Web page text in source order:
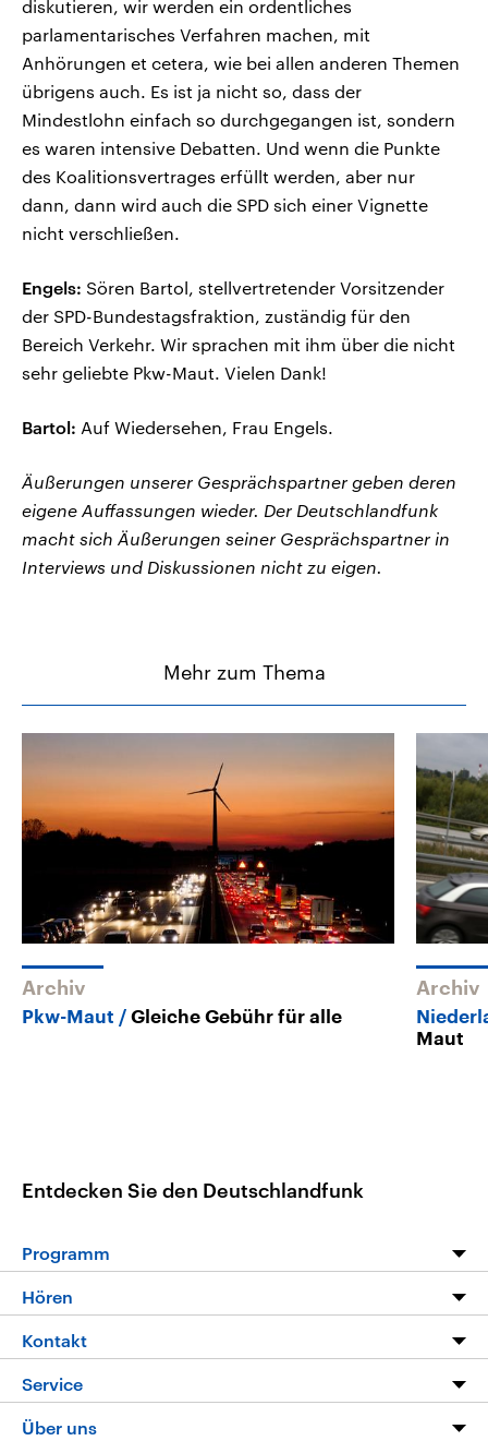
diskutieren, wir werden ein ordentliches
parlamentarisches Verfahren machen, mit
Anhörungen et cetera, wie bei allen anderen Themen
übrigens auch. Es ist ja nicht so, dass der
Mindestlohn einfach so durchgegangen ist, sondern
es waren intensive Debatten. Und wenn die Punkte
des Koalitionsvertrages erfüllt werden, aber nur
dann, dann wird auch die SPD sich einer Vignette
nicht verschließen.
Engels: Sören Bartol, stellvertretender Vorsitzender
der SPD-Bundestagsfraktion, zuständig für den
Bereich Verkehr. Wir sprachen mit ihm über die nicht
sehr geliebte Pkw-Maut. Vielen Dank!
Bartol: Auf Wiedersehen, Frau Engels.
Äußerungen unserer Gesprächspartner geben deren
eigene Auffassungen wieder. Der Deutschlandfunk
macht sich Äußerungen seiner Gesprächspartner in
Interviews und Diskussionen nicht zu eigen.
Mehr zum Thema
Archiv
Pkw-Maut Gleiche Gebühr für alle
Archiv
Maut
Entdecken Sie den Deutschlandfunk
Programm
Programm
Die Nachrichten
Nachrichtenleicht
Neue Beiträge auf dlf.de
Hören
Livestream
Podcasts
Kontakt
Hörerservice
Service
FAQ
Über uns